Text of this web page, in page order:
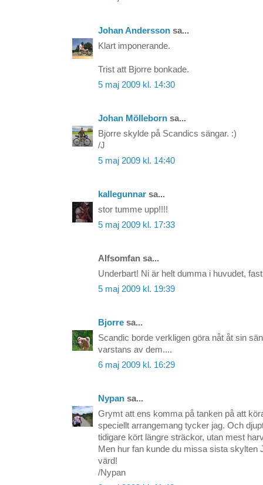
Johan Andersson sa...
Klart imponerande.
Trist att Bjorre bonkade.
5 maj 2009 kl. 14:30
Johan Mölleborn sa...
Bjorre skylde på Scandics sängar. :)
/J
5 maj 2009 kl. 14:40
kallegunnar sa...
stor tumme upp!!!!
5 maj 2009 kl. 17:33
Alfsomfan sa...
Underbart! Ni är helt dumma i huvudet,
5 maj 2009 kl. 19:39
Bjorre sa...
Scandic borde verkligen göra nåt åt sin
varstans av dem....
6 maj 2009 kl. 16:29
Nypan sa...
Grymt att ens komma på tanken på att
speciellt arrangemang tycker jag. Och
tidigare kört längre sträckor, utan mest
Men hur fan kunde du missa sista skylten
värd!
/Nypan